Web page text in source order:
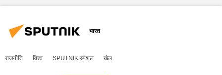
भारत
राजनीति विश्व SPUTNIK स्पेशल खेल